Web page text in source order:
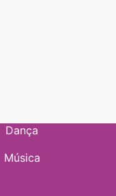
Dança
Música